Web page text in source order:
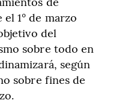
1° de marzo
del
sobre todo en
según
sobre fines de